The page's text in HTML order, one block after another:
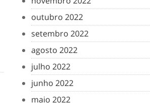
outubro 2022
setembro 2022
agosto 2022
julho 2022
junho 2022
maio 2022